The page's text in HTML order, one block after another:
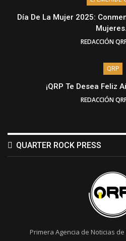
Día De La Mujer 2025:
REDACCIÓN
QRP
¡QRP Te Desea Feliz
REDACCIÓN
QUARTER ROCK PRESS
Primera Agencia de Noticias